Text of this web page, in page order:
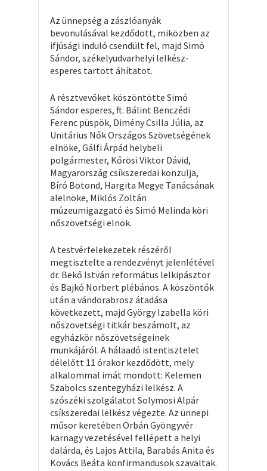
Az ünnepség a zászlóanyák
bevonulásával kezdődött, miközben az
ifjúsági induló csendült fel, majd Simó
Sándor, székelyudvarhelyi lelkész-
esperes tartott áhítatot.
A résztvevőket köszöntötte Simó
Sándor esperes, ft. Bálint Benczédi
Ferenc püspök, Dimény Csilla Júlia, az
Unitárius Nők Országos Szövetségének
elnöke, Gálfi Árpád helybeli
polgármester, Kőrösi Viktor Dávid,
Magyarország csíkszeredai konzulja,
Bíró Botond, Hargita Megye Tanácsának
alelnöke, Miklós Zoltán
múzeumigazgató és Simó Melinda köri
nőszövetségi elnök.
A testvérfelekezetek részéről
megtisztelte a rendezvényt jelenlétével
dr. Bekő István református lelkipásztor
és Bajkó Norbert plébános. A köszöntők
után a vándorabrosz átadása
következett, majd György Izabella köri
nőszövetségi titkár beszámolt, az
egyházkör nőszövetségeinek
munkájáról. A hálaadó istentisztelet
délelőtt 11 órakor kezdődött, mely
alkalommal imát mondott: Kelemen
Szabolcs szentegyházi lelkész. A
szószéki szolgálatot Solymosi Alpár
csíkszeredai lelkész végezte. Az ünnepi
műsor keretében Orbán Gyöngyvér
karnagy vezetésével fellépett a helyi
dalárda, és Lajos Attila, Barabás Anita és
Kovács Beáta konfirmandusok szavaltak.